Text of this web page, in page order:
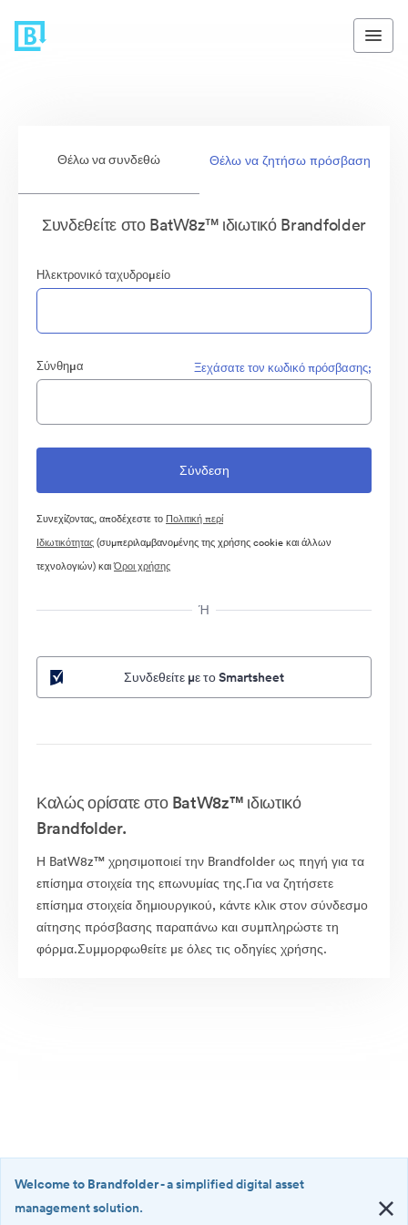
Θέλω να συνδεθώ Θέλω να ζητήσω πρόσβαση
Συνδεθείτε στο BatW8z™ ιδιωτικό Brandfolder
Ηλεκτρονικό ταχυδρομείο
Σύνθημα Ξεχάσατε τον κωδικό πρόσβασης;
Συνεχίζοντας, αποδέχεστε το Πολιτική περί
Ιδιωτικότητας(συμπεριλαμβανομένης της χρήσης cookie και άλλων
τεχνολογιών) καιΌροι χρήσης
Ή
Συνδεθείτε με το Smartsheet
Καλώς ορίσατε στο BatW8z™ ιδιωτικό
Brandfolder.
Η BatW8z™ χρησιμοποιεί την Brandfolder ως πηγή για τα
επίσημα στοιχεία της επωνυμίας της.Για να ζητήσετε
επίσημα στοιχεία δημιουργικού, κάντε κλικ στον σύνδεσμο
αίτησης πρόσβασης παραπάνω και συμπληρώστε τη
φόρμα.Συμμορφωθείτε με όλες τις οδηγίες χρήσης.
Welcome to Brandfolder- a simplified digital asset
management solution.